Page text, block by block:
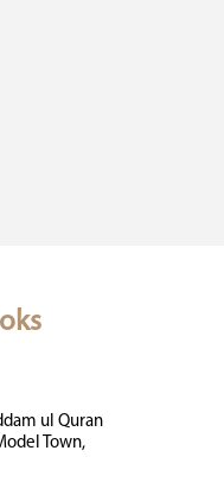
ul Quran
Town,